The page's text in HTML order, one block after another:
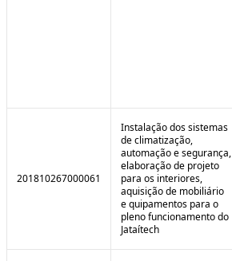
201810267000061
Instalação dos sistemas
de climatização,
automação e segurança,
elaboração de projeto
para os interiores,
aquisição de mobiliário
e quipamentos para o
pleno funcionamento do
Jataítech